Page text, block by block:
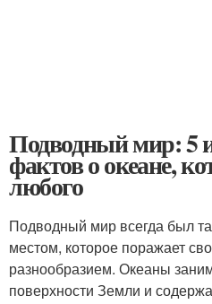
Подводный мир: 5
фактов о океане,
любого
Подводный мир всегда был
местом, которое поражает
разнообразием. Океаны
поверхности Земли и